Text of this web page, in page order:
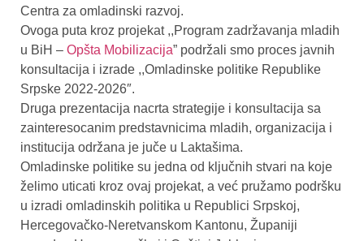
Centra za omladinski razvoj.
Ovoga puta kroz projekat ,,Program zadržavanja mladih
u BiH – Opšta Mobilizacija” podržali smo proces javnih
konsultacija i izrade ,,Omladinske politike Republike
Srpske 2022-2026″.
Druga prezentacija nacrta strategije i konsultacija sa
zainteresocanim predstavnicima mladih, organizacija i
institucija održana je juče u Laktašima.
Omladinske politike su jedna od ključnih stvari na koje
želimo uticati kroz ovaj projekat, a već pružamo podršku
u izradi omladinskih politika u Republici Srpskoj,
Hercegovačko-Neretvanskom Kantonu, Županiji